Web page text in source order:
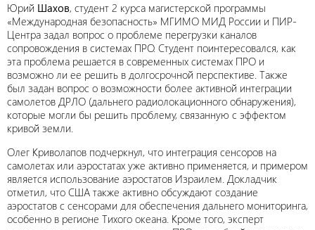
Юрий Шахов, студент 2 курса магистерской программы
«Международная безопасность» МГИМО МИД России и ПИР-
Центра задал вопрос о проблеме перегрузки каналов
сопровождения в системах ПРО. Студент поинтересовался, как
эта проблема решается в современных системах ПРО и
возможно ли ее решить в долгосрочной перспективе. Также
был задан вопрос о возможности более активной интеграции
самолетов ДРЛО (дальнего радиолокационного обнаружения),
которые могли бы решить проблему, связанную с эффектом
кривой земли.
Олег Криволапов подчеркнул, что интеграция сенсоров на
самолетах или аэростатах уже активно применяется, и примером
является использование аэростатов Израилем. Докладчик
отметил, что США также активно обсуждают создание
аэростатов с сенсорами для обеспечения дальнего мониторинга,
особенно в регионе Тихого океана. Кроме того, эксперт